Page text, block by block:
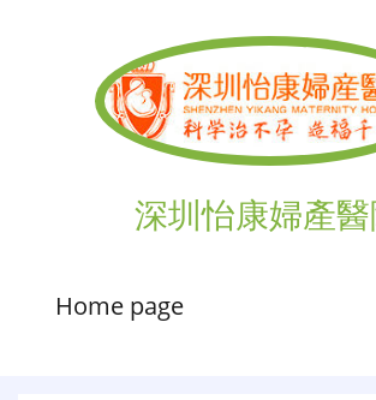
深圳怡康婦產
Home page